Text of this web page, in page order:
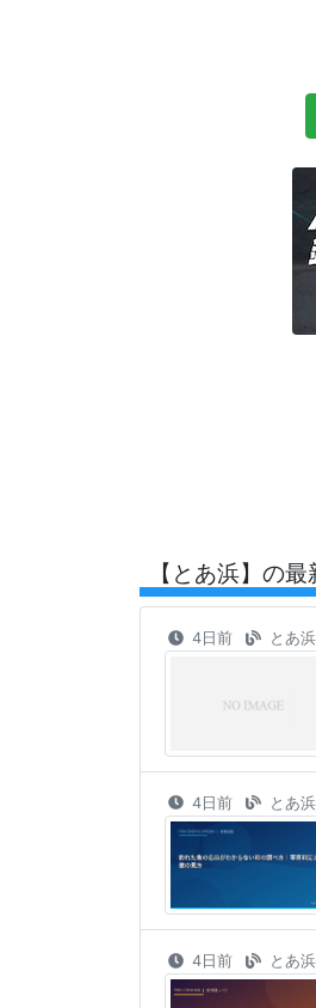
【とあ浜】の
4日前 とあ浜
4日前 とあ浜
4日前 とあ浜